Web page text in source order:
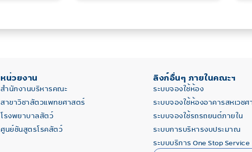
หน่วยงาน
สำนักงานบริหารคณะ
สาขาวิชาสัตวแพทยศาสตร์
โรงพยาบาลสัตว์
ศูนย์ชันสูตรโรคสัตว์
ลิงก์อื่นๆ ภายในคณะฯ
ระบบจองใช้ห้อง
ระบบจองใช้ห้องอาคารสหเวช
ระบบจองใช้รถรถยนต์ภายใน
ระบบการบริหารงบประมาณ
ระบบบริการ One Stop Service